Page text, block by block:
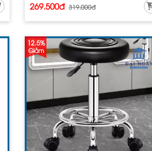
269.500đ 319.000đ
12.5%
Giảm